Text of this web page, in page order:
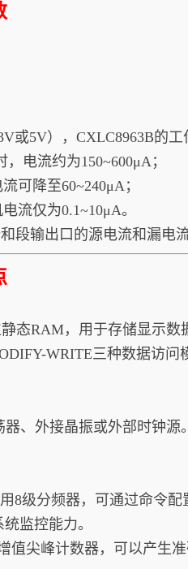
或5V），CXLC8963B的工
电流约为150~600μA；
可降至60~240μA；
流仅为0.1~10μA。
段输出口的源电流和漏电
态RAM，用于存储显示数
WRITE三种数据访问
、外接晶振或外部时钟
级分频器，可通过命令配
监控能力。
尖峰计数器，可以产生